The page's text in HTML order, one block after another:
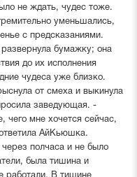
не ждать, чудес тоже.
уменьшались,
с предсказаниями.
бумажку; она
до их исполнения
чудеса уже близко.
от смеха и выкинула
заведующая. -
чего мне хочется сейчас,
АйКьюшка.
полчаса и не было
была тишина и